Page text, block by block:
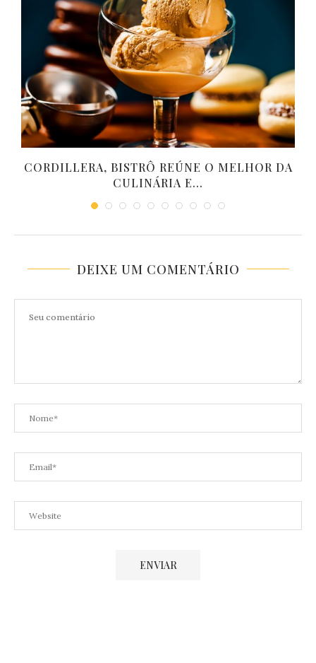
CORDILLERA, BISTRÔ REÚNE O MELHOR DA
CULINÁRIA E...
DEIXE UM COMENTÁRIO